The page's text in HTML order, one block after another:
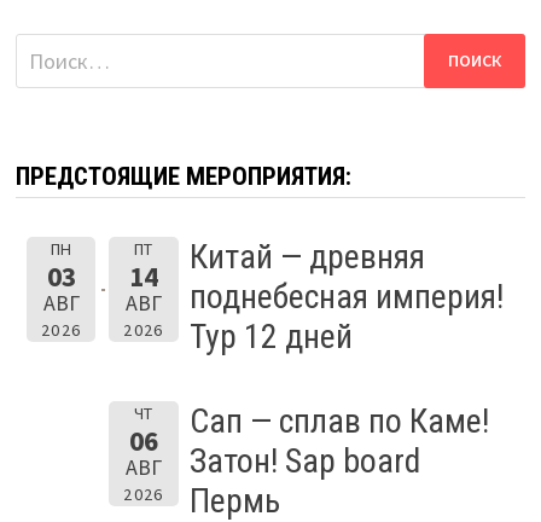
Найти:
ПРЕДСТОЯЩИЕ МЕРОПРИЯТИЯ:
ПН
03
АВГ
2026
ПТ
14
АВГ
2026
Китай — древняя
поднебесная империя!
Тур 12 дней
ЧТ
06
АВГ
2026
Сап — сплав по Каме!
Затон! Sap board
Пермь